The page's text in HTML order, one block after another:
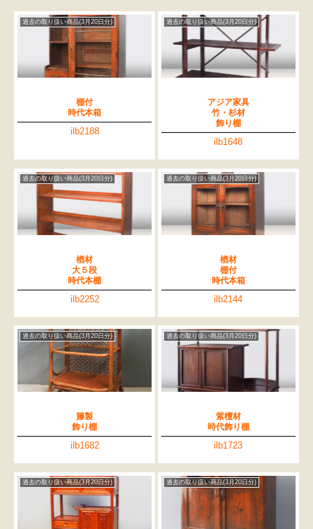
過去の取り扱い商品(3月20日分)
棚付
時代本箱
ilb2188
過去の取り扱い商品(3月20日分)
アジア家具
竹・杉材
飾り棚
ilb1648
過去の取り扱い商品(3月20日分)
楢材
大５段
時代本棚
ilb2252
過去の取り扱い商品(3月20日分)
楢材
棚付
時代本箱
ilb2144
過去の取り扱い商品(3月20日分)
籐製
飾り棚
ilb1682
過去の取り扱い商品(3月20日分)
紫檀材
時代飾り棚
ilb1723
過去の取り扱い商品(3月20日分) 過去の取り扱い商品(3月20日分)